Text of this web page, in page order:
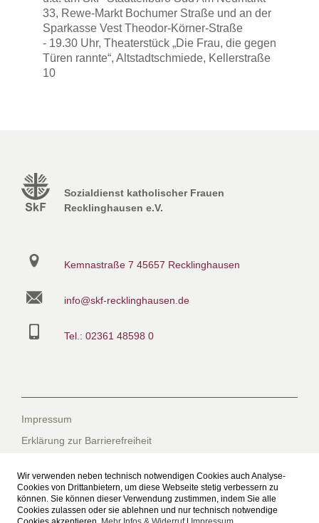
Wir verwenden neben technisch notwendigen Cookies auch Analyse-
Cookies von Drittanbietern, um diese Webseite stetig verbessern zu
können. Sie können dieser Verwendung zustimmen, indem Sie alle
Cookies zulassen oder sie ablehnen und nur technisch notwendige
33, Rewe-Markt Bochumer Straße und an der
Sparkasse Vest Theodor-Körner-Straße
- 19.30 Uhr, Theaterstück „Die Frau, die gegen
Türen rannte“, Altstadtschmiede, Kellerstraße
10
Sozialdienst katholischer Frauen
Recklinghausen e.V.
Kemnastraße 7 45657 Recklinghausen
info@skf-recklinghausen.de
Tel.: 02361 48598 0
Impressum
Erklärung zur Barrierefreiheit
Datenschutzerklärung für die Facebook-Seite
Suche